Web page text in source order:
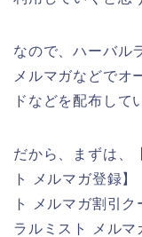
なので、ハーバル
メルマガなどでオ
ドなどを配布して
だから、まずは、
ト メルマガ登録
ト メルマガ割引
ラルミスト メルマ